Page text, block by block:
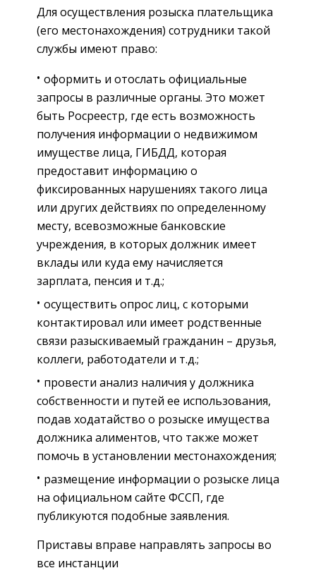
Для осуществления розыска плательщика
(его местонахождения) сотрудники такой
службы имеют право:
оформить и отослать официальные
запросы в различные органы. Это может
быть Росреестр, где есть возможность
получения информации о недвижимом
имуществе лица, ГИБДД, которая
предоставит информацию о
фиксированных нарушениях такого лица
или других действиях по определенному
месту, всевозможные банковские
учреждения, в которых должник имеет
вклады или куда ему начисляется
зарплата, пенсия и т.д.;
осуществить опрос лиц, с которыми
контактировал или имеет родственные
связи разыскиваемый гражданин – друзья,
коллеги, работодатели и т.д.;
провести анализ наличия у должника
собственности и путей ее использования,
подав ходатайство о розыске имущества
должника алиментов, что также может
помочь в установлении местонахождения;
размещение информации о розыске лица
на официальном сайте ФССП, где
публикуются подобные заявления.
Приставы вправе направлять запросы во
все инстанции